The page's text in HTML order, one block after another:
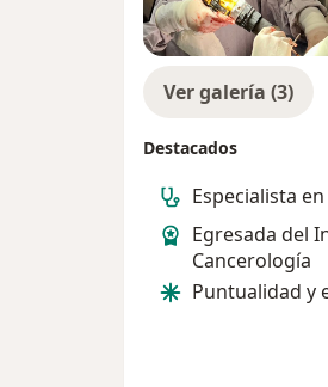
Ver galería (3)
Destacados
Especialista
Egresada del
Cancerología
Puntualidad y